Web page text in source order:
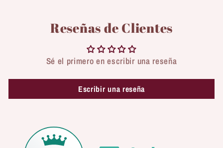
Reseñas de Clientes
Sé el primero en escribir una reseña
Escribir una reseña